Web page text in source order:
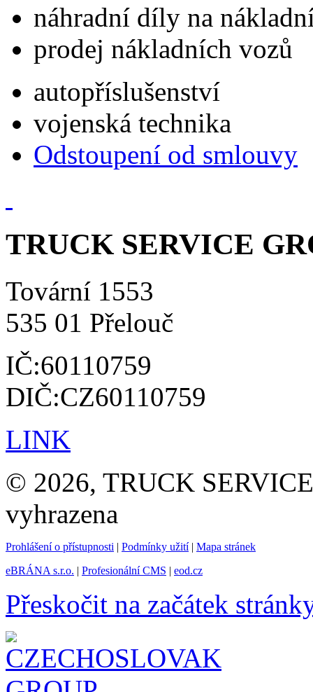
náhradní díly na
prodej nákladních vozů
autopříslušenství
vojenská technika
Odstoupení od smlouvy
TRUCK SERVICE
Tovární 1553
535 01 Přelouč
IČ:60110759
DIČ:CZ60110759
LINK
© 2026, TRUCK
vyhrazena
Prohlášení o přístupnosti | Podmínky užití| Mapa stránek
eBRÁNA s.r.o. | Profesionální CMS | eod.cz
Přeskočit na začátek